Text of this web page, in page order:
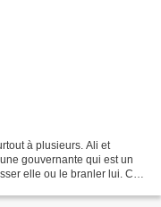
à plusieurs. Ali et
gouvernante qui est un
elle ou le branler lui. Ce